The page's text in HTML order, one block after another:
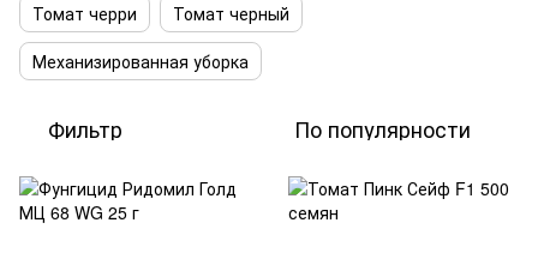
Томат черри
Томат черный
Механизированная уборка
Фильтр По популярности